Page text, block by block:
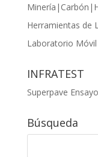
Herramientas de
Laboratorio Móvil
INFRATEST
Superpave
Búsqueda